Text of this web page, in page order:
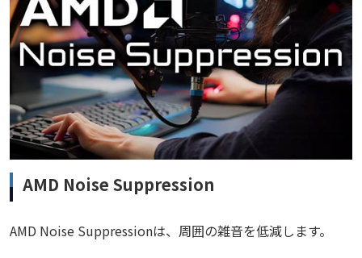
AMD Noise Suppression
AMD Noise Suppressionは、周囲の雑音を低減します。